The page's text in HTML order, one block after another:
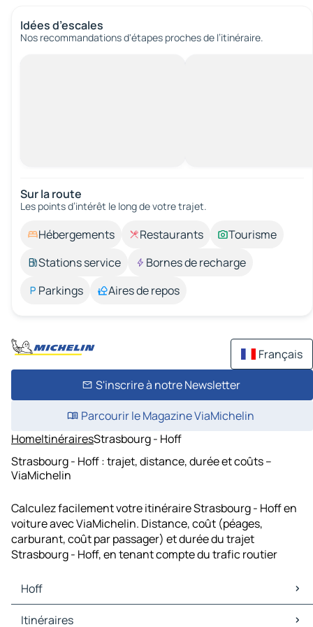
Idées d’escales
Nos recommandations d'étapes proches de l’itinéraire.
Sur la route
Les points d’intérêt le long de votre trajet.
Hébergements Restaurants
Tourisme
Stations service
Bornes de recharge
Parkings
Aires de repos
Français
S'inscrire à notre Newsletter
Parcourir le Magazine ViaMichelin
HomeItinérairesStrasbourg - Hoff
Strasbourg - Hoff : trajet, distance, durée et coûts –
ViaMichelin
Calculez facilement votre itinéraire Strasbourg - Hoff en
voiture avec ViaMichelin. Distance, coût (péages,
carburant, coût par passager) et durée du trajet
Strasbourg - Hoff, en tenant compte du trafic routier
Hoff
Hoff Cartes et plans
Itinéraires